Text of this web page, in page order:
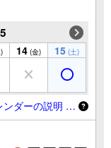
14 (金) 15 (土)
ンダーの説明 …